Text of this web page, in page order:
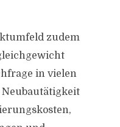
zudem
in vielen